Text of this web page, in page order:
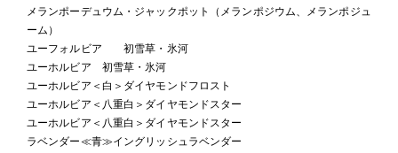
メランポーデュウム・ジャックポット（メランポジウム、メランポジュ
ーム）
ユーフォルビア 初雪草・氷河
ユーホルビア 初雪草・氷河
ユーホルビア＜白＞ダイヤモンドフロスト
ユーホルビア＜八重白＞ダイヤモンドスター
ユーホルビア＜八重白＞ダイヤモンドスター
ラベンダー≪青≫イングリッシュラベンダー